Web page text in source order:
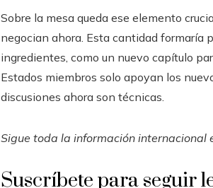
Sobre la mesa queda ese elemento
negocian ahora. Esta cantidad formaría
ingredientes, como un nuevo capítulo
Estados miembros solo apoyan los
discusiones ahora son técnicas.
Sigue toda la información internacional
Suscríbete para seguir